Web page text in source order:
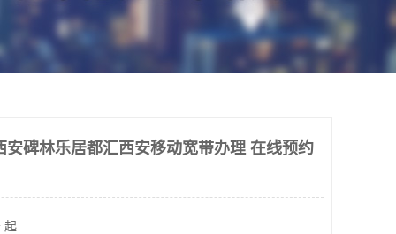
安碑林乐居都汇西安移动宽带办理 在线预约
起